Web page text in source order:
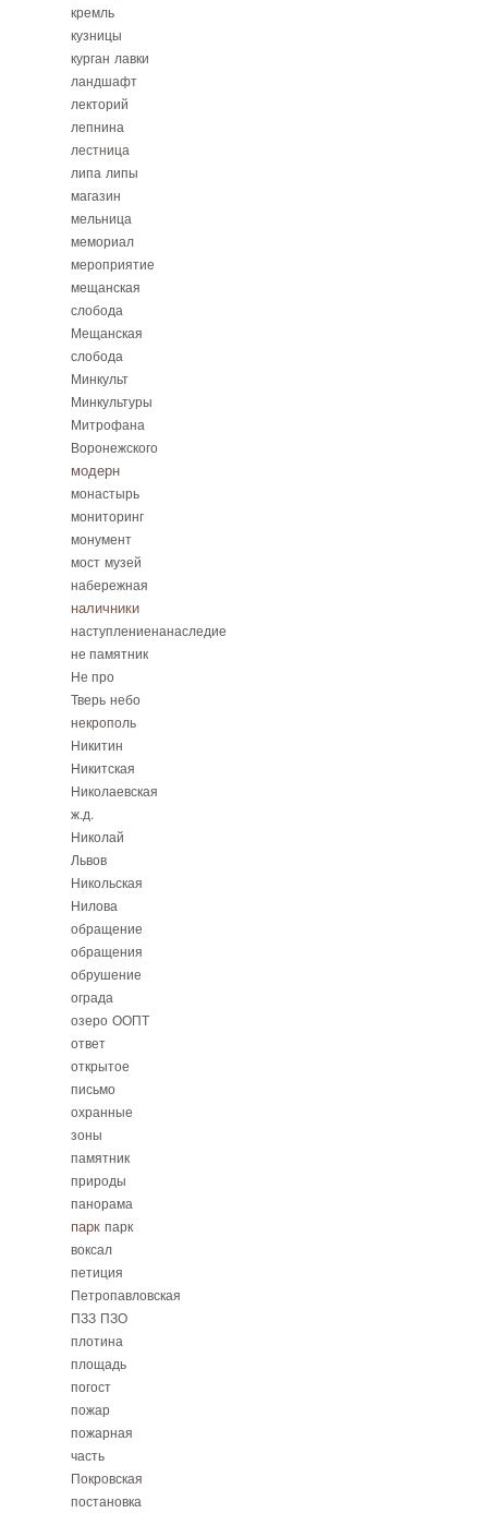
кремль
кузницы
курган лавки
ландшафт
лекторий
лепнина
лестница
липа липы
магазин
мельница
мемориал
мероприятие
мещанская
слобода
Мещанская
слобода
Минкульт
Минкультуры
Митрофана
Воронежского
модерн
монастырь
мониторинг
монумент
мост музей
набережная
наличники
наступлениенанаследие
не памятник
Не про
Тверь небо
некрополь
Никитин
Никитская
Николаевская
ж.д.
Николай
Львов
Никольская
Нилова
обращение
обращения
обрушение
ограда
озеро ООПТ
ответ
открытое
письмо
охранные
зоны
памятник
природы
панорама
парк парк
воксал
петиция
Петропавловская
ПЗЗ ПЗО
плотина
площадь
погост
пожар
пожарная
часть
Покровская
постановка